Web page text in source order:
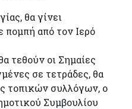
θα γίνει
από τον Ιερό
τεθούν οι Σημαίες
σε τετράδες, θα
τοπικών συλλόγων, ο
Συμβουλίου